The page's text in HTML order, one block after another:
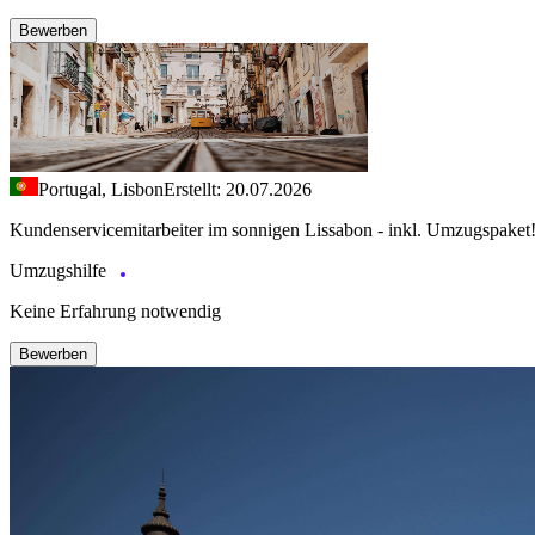
Bewerben
Portugal, LisbonErstellt: 20.07.2026
Kundenservicemitarbeiter im sonnigen Lissabon - inkl. Umzugspaket!
Umzugshilfe
Keine Erfahrung notwendig
Bewerben